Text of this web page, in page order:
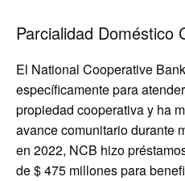
Parcialidad Doméstico
El National Cooperative
específicamente para
propiedad cooperativa y ha
avance comunitario durante
en 2022, NCB hizo
de $ 475 millones para